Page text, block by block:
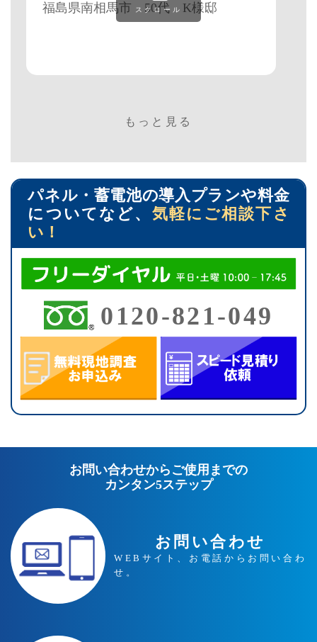
福島県南相馬市 50代 K様邸
もっと見る
スクロール
パネル・蓄電池の導入プランや料金
についてなど、 気軽にご相談下さ
い！
0120-821-049
お問い合わせからご使用までの
カンタン5ステップ
お問い合わせ
WEBサイト、お電話からお問い合わ
せ。